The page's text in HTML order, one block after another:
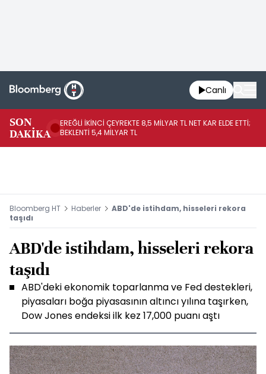
Canlı
SON
DAKİKA
EREĞLİ İKİNCİ ÇEYREKTE 8,5 MİLYAR TL NET KAR ELDE ETTİ;
BEKLENTİ 5,4 MİLYAR TL
Bloomberg HT Haberler
ABD'de istihdam, hisseleri rekora
taşıdı
ABD'de istihdam, hisseleri rekora
taşıdı
ABD'deki ekonomik toparlanma ve Fed destekleri,
piyasaları boğa piyasasının altıncı yılına taşırken,
Dow Jones endeksi ilk kez 17,000 puanı aştı